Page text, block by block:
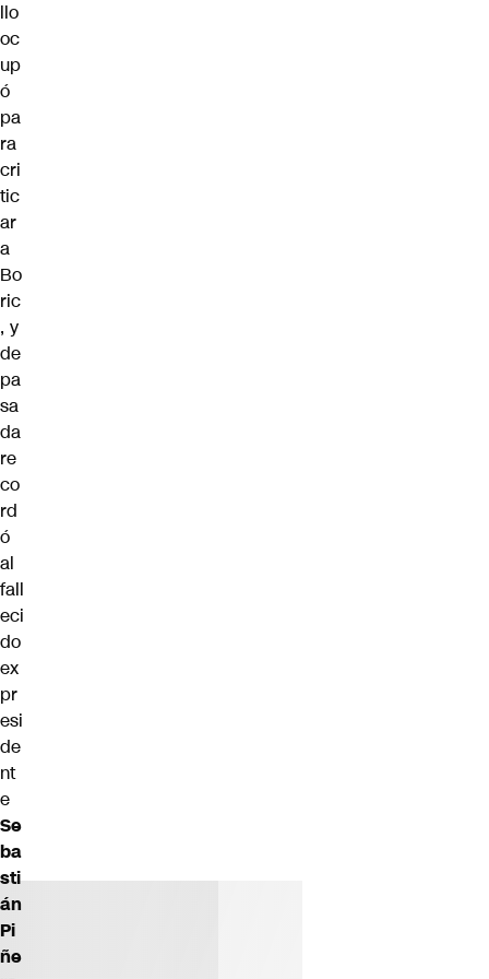
llo
oc
up
ó
pa
ra
cri
tic
ar
a
Bo
ric
, y
de
pa
sa
da
re
co
rd
ó
al
fall
eci
do
ex
pr
esi
de
nt
e
Se
ba
sti
án
Pi
ñe